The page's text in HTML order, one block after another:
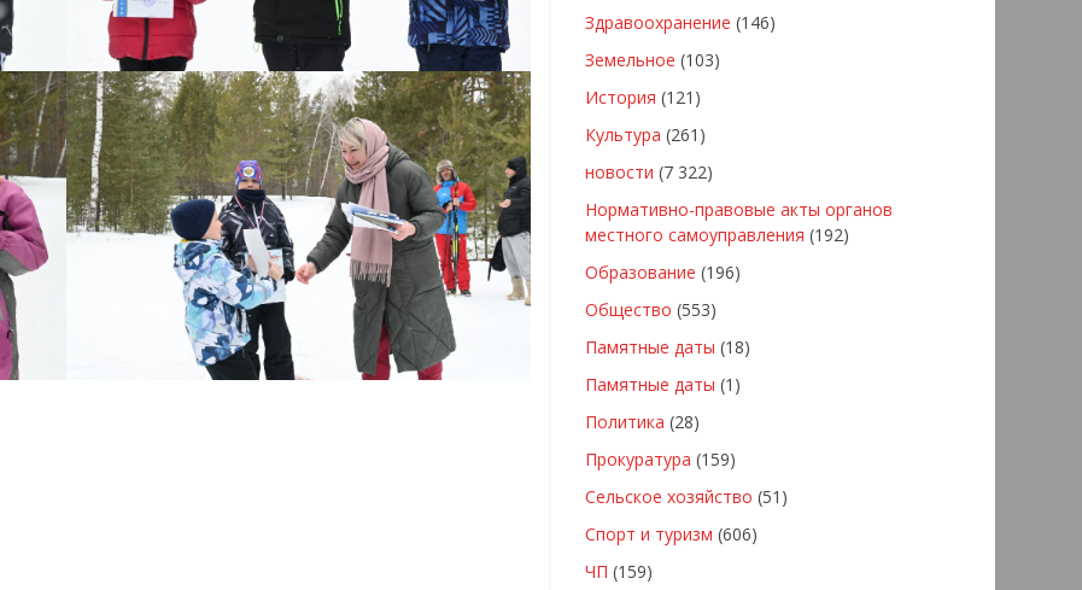
Здравоохранение (146)
Земельное (103)
История (121)
Культура (261)
новости (7 322)
Нормативно-правовые акты органов
местного самоуправления (192)
Образование (196)
Общество (553)
Памятные даты (18)
Памятные даты (1)
Политика (28)
Прокуратура (159)
Сельское хозяйство (51)
Спорт и туризм (606)
ЧП (159)